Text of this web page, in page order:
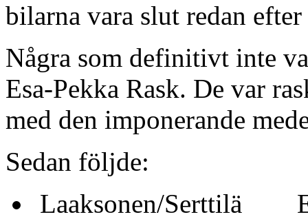
bilarna vara slut redan efter
Några som definitivt inte
Esa-Pekka Rask. De var
med den imponerande
Sedan följde:
Laaksonen/Serttilä